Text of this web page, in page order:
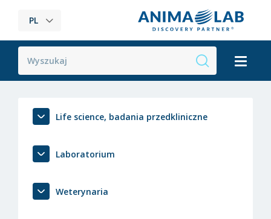
PL
Life science, badania przedkliniczne
Laboratorium
Weterynaria